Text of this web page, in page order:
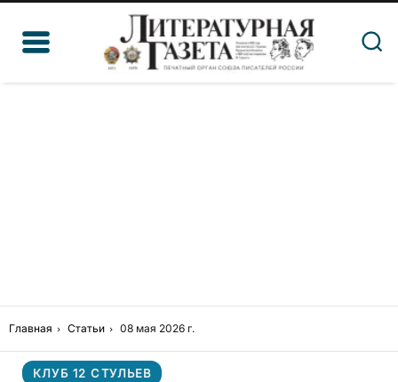
Главная Статьи 08 мая 2026 г.
КЛУБ 12 СТУЛЬЕВ